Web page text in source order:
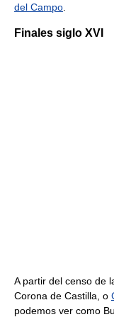
del Campo
Finales siglo XVI
A partir del censo de
Corona de Castilla, o
podemos ver como